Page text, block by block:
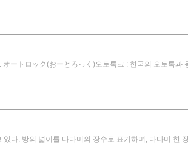
ートロック(おーとろっく)오토록크 : 한국의 오토록과
다. 방의 넓이를 다다미의 장수로 표기하며, 다다미 한